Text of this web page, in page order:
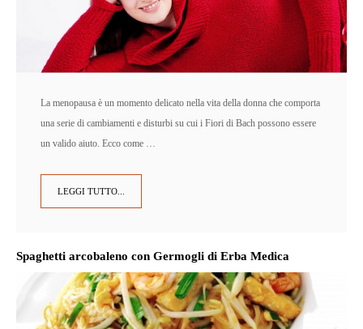
La menopausa è un momento delicato nella vita della donna che comporta
una serie di cambiamenti e disturbi su cui i Fiori di Bach possono essere
un valido aiuto. Ecco come …
LEGGI TUTTO...
Spaghetti arcobaleno con Germogli di Erba Medica